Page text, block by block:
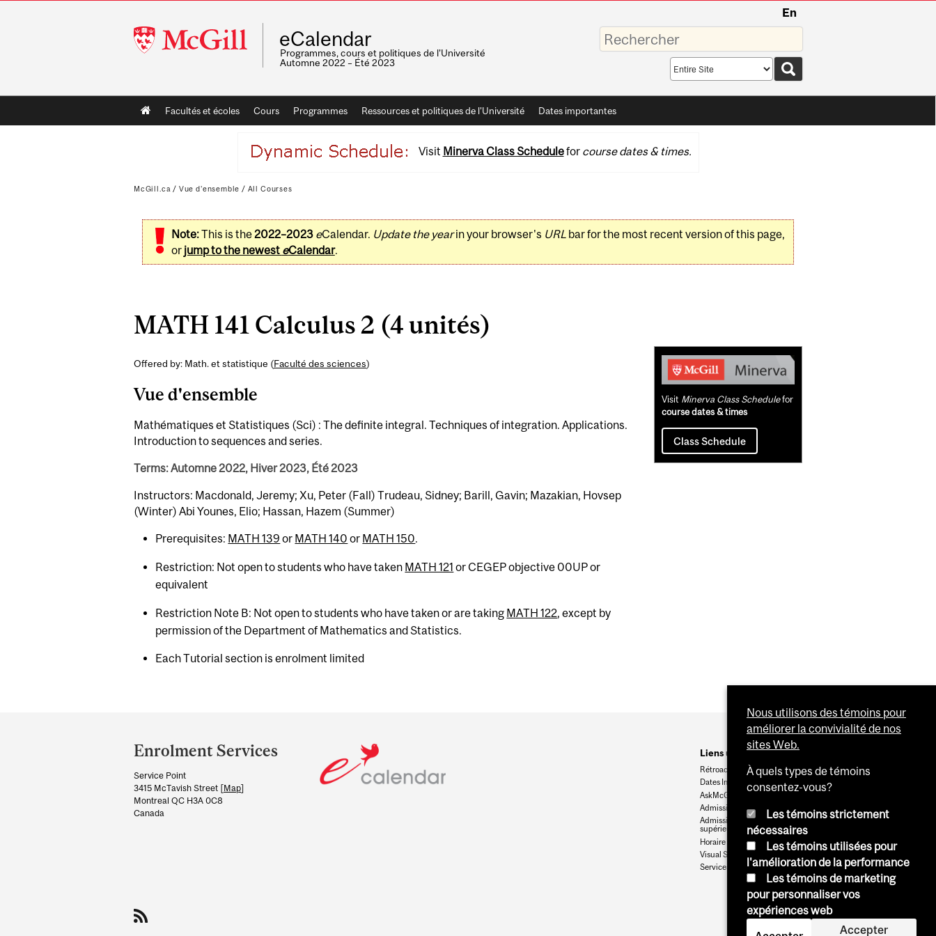
McGill
University
En
eCalendar
Programmes, cours et politiques de l'Université
Automne 2022 – Été 2023
Saisissez
vos
mots-
Search
scope
Main
navigation
Facultés et écoles Cours Programmes Ressources et politiques de l'Université Dates importantes
Visit Minerva Class Schedulefor course dates & times.
McGill.ca / Vue d'ensemble / All Courses
Note:This is the2022–2023 eCalendar. Update the yearin your browser's URLbar for the most recent version of this page,
or jump to the newest eCalendar.
MATH 141 Calculus 2 (4 unités)
Offered by: Math. et statistique (Faculté des sciences)
Vue d'ensemble
Mathématiques et Statistiques (Sci) : The definite integral. Techniques of integration. Applications.
Introduction to sequences and series.
Terms: Automne 2022, Hiver 2023, Été 2023
Instructors: Macdonald, Jeremy; Xu, Peter (Fall) Trudeau, Sidney; Barill, Gavin; Mazakian, Hovsep
(Winter) Abi Younes, Elio; Hassan, Hazem (Summer)
Prerequisites: MATH 139 or MATH 140 or MATH 150.
Restriction: Not open to students who have taken MATH 121 or CEGEP objective 00UP or
equivalent
Restriction Note B: Not open to students who have taken or are taking MATH 122 , except by
permission of the Department of Mathematics and Statistics.
Each Tutorial section is enrolment limited
Related
Content
Visit Minerva Class Schedulefor
course dates & times
Class Schedule
and
University
Information
Enrolment Services
Service Point
3415 McTavish Street [Map]
Montreal QC H3A 0C8
Canada
Liens utiles
Rétroaction
Dates Importantes
AskMcGill
Admission au premier cycle
Admissions aux cycles
supérieurs et postdoctoraux
Horaire des cours
Visual Schedule Builder
Services aux étudiants
Nous utilisons des témoins pour
améliorer la convivialité de nos
sites Web.
À quels types de témoins
consentez-vous?
Les témoins strictement
nécessaires
Les témoins utilisées pour
l'amélioration de la performance
Les témoins de marketing
pour personnaliser vos
expériences web
Accepter